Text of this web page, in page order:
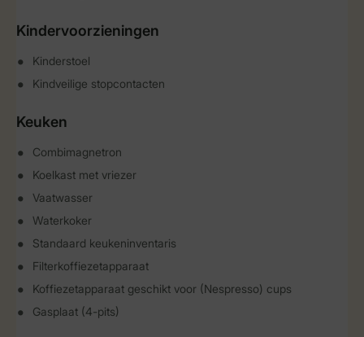
Kindervoorzieningen
Kinderstoel
Kindveilige stopcontacten
Keuken
Combimagnetron
Koelkast met vriezer
Vaatwasser
Waterkoker
Standaard keukeninventaris
Filterkoffiezetapparaat
Koffiezetapparaat geschikt voor (Nespresso) cups
Gasplaat (4-pits)